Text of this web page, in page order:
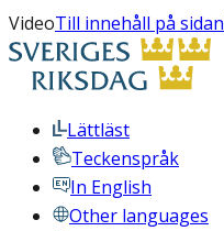
VideoTill innehåll på sidan
Lättläst
Teckenspråk
In English
Other languages